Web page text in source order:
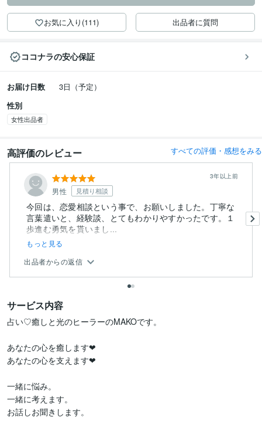
お気に入り(111) 出品者に質問
ココナラの安心保証
お届け日数
3日（予定）
性別
女性出品者
高評価のレビュー すべての評価・感想をみる
男性 見積り相談
3年以上前
今回は、恋愛相談という事で、お願いしました。丁寧な
言葉遣いと、経験談、とてもわかりやすかったです。１
歩進む勇気を貰いまし...
もっと見る
出品者からの返信
サービス内容
占い♡癒しと光のヒーラーのMAKOです。
あなたの心を癒します❤
あなたの心を支えます❤
一緒に悩み。
一緒に考えます。
お話しお聞きします。